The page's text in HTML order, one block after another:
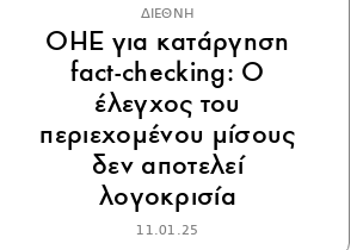
ΔΙΕΘΝΗ
ΟΗΕ για κατάργηση
fact-checking: Ο
έλεγχος του
περιεχομένου μίσους
δεν αποτελεί
λογοκρισία
11.01.25